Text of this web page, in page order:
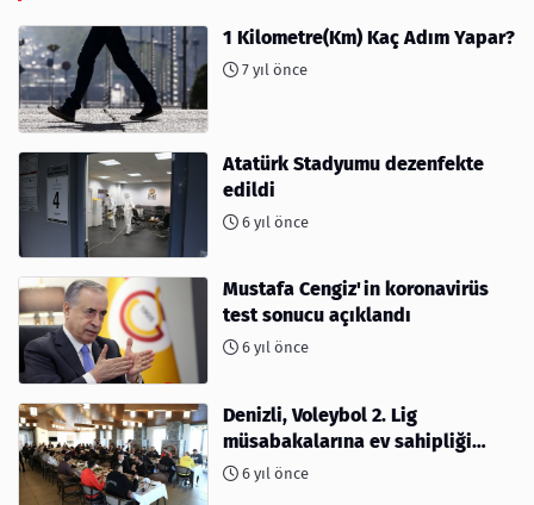
1 Kilometre(Km) Kaç Adım Yapar?
7 yıl önce
Atatürk Stadyumu dezenfekte
edildi
6 yıl önce
Mustafa Cengiz'in koronavirüs
test sonucu açıklandı
6 yıl önce
Denizli, Voleybol 2. Lig
müsabakalarına ev sahipliği
yapıyor
6 yıl önce